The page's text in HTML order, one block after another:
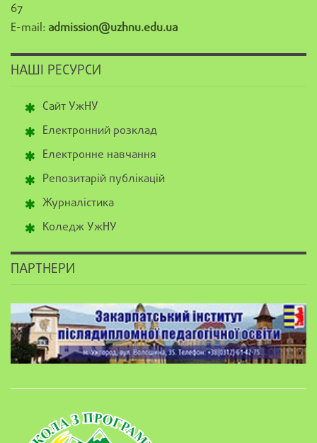
67
E-mail: admission@uzhnu.edu.ua
НАШІ РЕСУРСИ
Сайт УжНУ
Електронний розклад
Електронне навчання
Репозитарій публікацій
Журналістика
Коледж УжНУ
ПАРТНЕРИ